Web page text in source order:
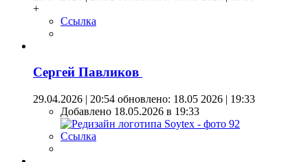
+
Ссылка
Сергей Павликов
29.04.2026 | 20:54 обновлено: 18.05 2026 | 19:33
Добавлено 18.05.2026 в 19:33
Ссылка